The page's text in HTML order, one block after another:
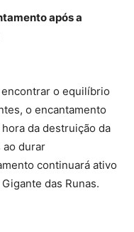
após a
o equilíbrio
o encantamento
da destruição da
ao durar
continuará ativo
das Runas.